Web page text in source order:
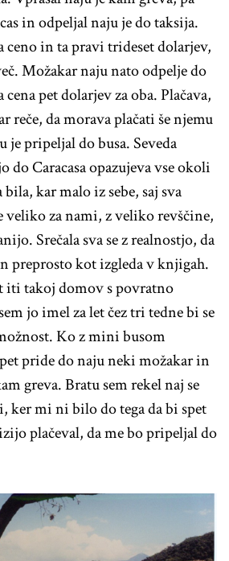
in odpeljal naju je do taksija.
ceno in ta pravi trideset dolarjev,
Možakar naju nato odpelje do
pet dolarjev za oba. Plačava,
reče, da morava plačati še njemu
je pripeljal do busa. Seveda
do Caracasa opazujeva vse okoli
kar malo iz sebe, saj sva
veliko za nami, z veliko revščine,
Srečala sva se z realnostjo, da
preprosto kot izgleda v knjigah.
iti takoj domov s povratno
jo imel za let čez tri tedne bi se
Ko z mini busom
pride do naju neki možakar in
greva. Bratu sem rekel naj se
ker mi ni bilo do tega da bi spet
plačeval, da me bo pripeljal do